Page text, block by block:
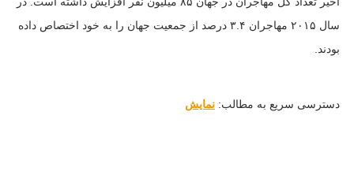
سال ۲۰۱۵ مهاجران ۳.۴ درصد از جمعیت جهان را به خود اختصاص داده
بودند.
دسترسی سریع به مطالب: نمایش